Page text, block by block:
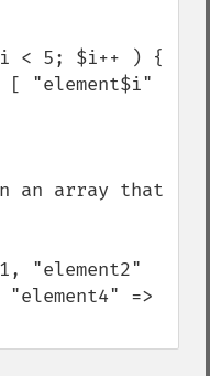
an array that
=>